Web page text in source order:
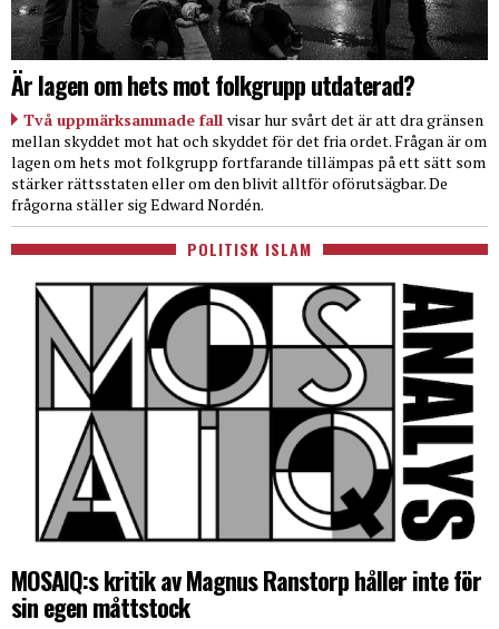
Är lagen om hets mot folkgrupp utdaterad?
Två uppmärksammade fall visar hur svårt det är att dra gränsen
mellan skyddet mot hat och skyddet för det fria ordet. Frågan är om
lagen om hets mot folkgrupp fortfarande tillämpas på ett sätt som
stärker rättsstaten eller om den blivit alltför oförutsägbar. De
frågorna ställer sig Edward Nordén.
POLITISK ISLAM
MOSAIQ:s kritik av Magnus Ranstorp håller inte för
sin egen måttstock